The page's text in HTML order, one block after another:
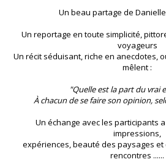
INFORMATIONS PRATIQUES
RÉSEAUX
Histoire et legendes
Un beau partage de Danielle
Un reportage en toute simplicité,
voyageurs
Un récit séduisant, riche en anecdotes,
mêlent :
"Quelle est la part du vrai
À chacun de se faire son opinion,
Un échange avec les participants
impressions,
expériences, beauté des paysages
rencontres ......